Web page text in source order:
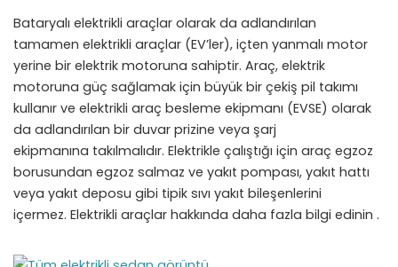
Bataryalı elektrikli araçlar olarak da adlandırılan
tamamen elektrikli araçlar (EV’ler), içten yanmalı motor
yerine bir elektrik motoruna sahiptir. Araç, elektrik
motoruna güç sağlamak için büyük bir çekiş pil takımı
kullanır ve elektrikli araç besleme ekipmanı (EVSE) olarak
da adlandırılan bir duvar prizine veya şarj
ekipmanına takılmalıdır. Elektrikle çalıştığı için araç egzoz
borusundan egzoz salmaz ve yakıt pompası, yakıt hattı
veya yakıt deposu gibi tipik sıvı yakıt bileşenlerini
içermez. Elektrikli araçlar hakkında daha fazla bilgi edinin .